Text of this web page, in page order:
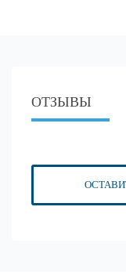
ОТЗЫВЫ